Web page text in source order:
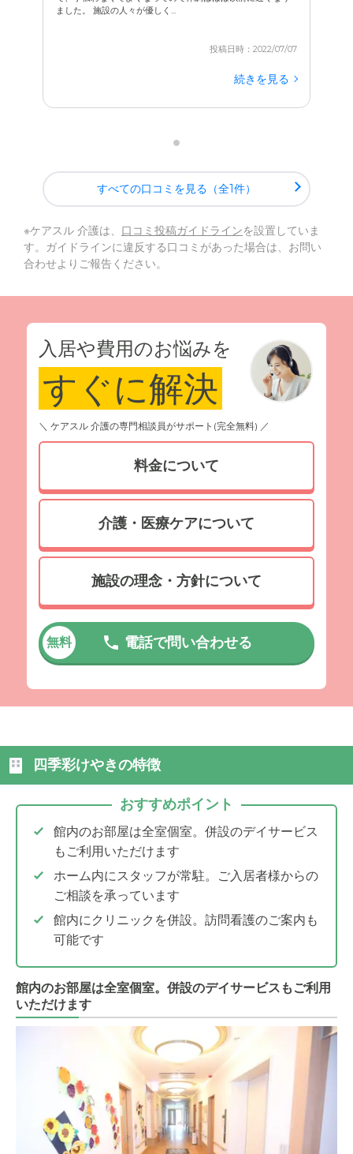
ました。 施設の人々が優しく...
投稿日時：2022/07/07
続きを見る
すべての口コミを見る（全1件）
※ケアスル 介護は、 口コミ投稿ガイドラインを設置していま
す。ガイドラインに違反する口コミがあった場合は、お問い
合わせよりご報告ください。
入居や費用のお悩みを
すぐに解決
＼ ケアスル 介護の専門相談員がサポート(完全無料) ／
料金について
介護・医療ケアについて
施設の理念・方針について
無料 電話で問い合わせる
四季彩けやきの特徴
おすすめポイント
館内のお部屋は全室個室。併設のデイサービス
もご利用いただけます
ホーム内にスタッフが常駐。ご入居者様からの
ご相談を承っています
館内にクリニックを併設。訪問看護のご案内も
可能です
館内のお部屋は全室個室。併設のデイサービスもご利用
いただけます